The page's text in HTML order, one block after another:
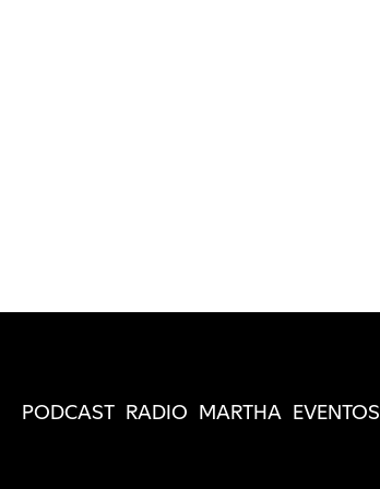
PODCAST RADIO MARTHA EVENTOS